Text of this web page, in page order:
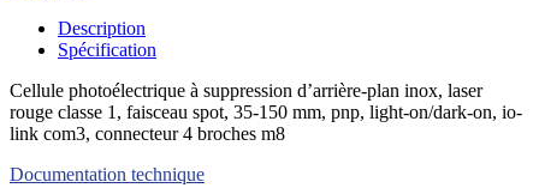
Description
Spécification
Cellule photoélectrique à suppression d’arrière-plan inox, laser
rouge classe 1, faisceau spot, 35-150 mm, pnp, light-on/dark-on, io-
link com3, connecteur 4 broches m8
Documentation technique